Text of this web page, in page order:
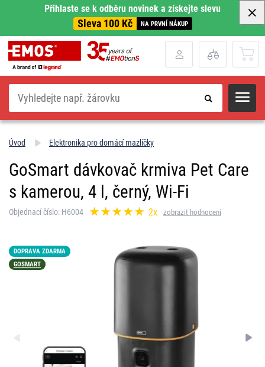
Přihlaste se k odběru novinek a získejte slevu
Sleva 100 Kč NA PRVNÍ NÁKUP
Hledat
Úvod Elektronika pro domácí mazlíčky
GoSmart dávkovač krmiva Pet Care
s kamerou, 4 l, černý, Wi-Fi
Objednací číslo: H6004 2x zobrazit hodnocení
DOPRAVA ZDARMA
GOSMART